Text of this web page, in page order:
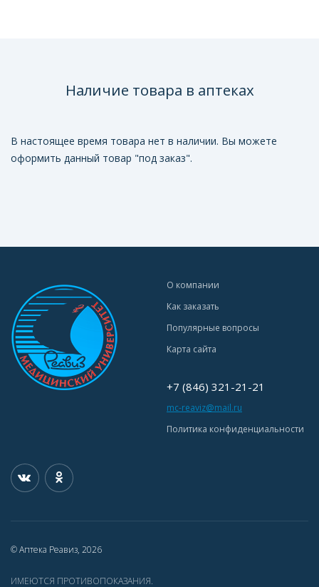
Наличие товара в аптеках
В настоящее время товара нет в наличии. Вы можете
оформить данный товар "под заказ".
О компании
Как заказать
Популярные вопросы
Карта сайта
+7 (846) 321-21-21
mc-reaviz@mail.ru
Политика конфиденциальности
© Аптека Реавиз, 2026
ИМЕЮТСЯ ПРОТИВОПОКАЗАНИЯ.